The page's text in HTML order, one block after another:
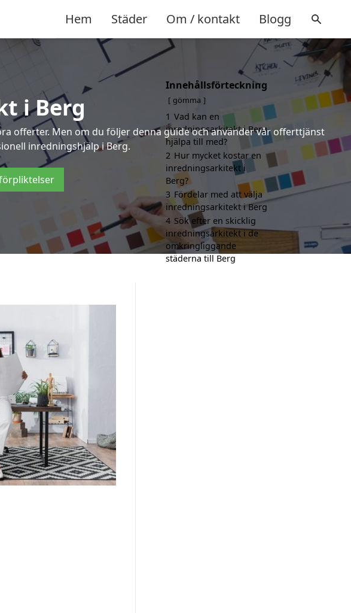
Hem Städer Om / kontakt Blogg
i Berg
offerter. Men om du följer denna guide och använder vår offerttjänst
inredningshjälp i Berg.
Innehållsförteckning
gömma
1 Vad kan en
inredningsarkitekt i Berg
hjälpa till med?
2 Hur mycket kostar en
inredningsarkitekt i
Berg?
3 Fördelar med att välja
inredningsarkitekt i Berg
4 Sök efter en skicklig
inredningsarkitekt i de
omkringliggande
städerna till Berg